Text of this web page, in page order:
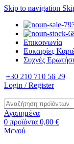
Skip to navigation
Επικοινωνία
Ευκαιρίες
Συχνές
+30 210 710 56 29
Login / Register
Αγαπημένα
0 προϊόντα 0,00 €
Μενού